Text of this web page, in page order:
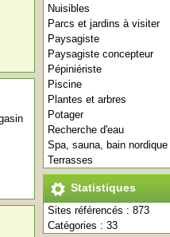
Nuisibles
Parcs et jardins à visiter
Paysagiste
Paysagiste concepteur
Pépiniériste
Piscine
Plantes et arbres
Potager
Recherche d'eau
Spa, sauna, bain nordique
Terrasses
Statistiques
Sites référencés : 873
Catégories : 33